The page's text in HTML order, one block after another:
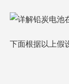
下面根据以上假